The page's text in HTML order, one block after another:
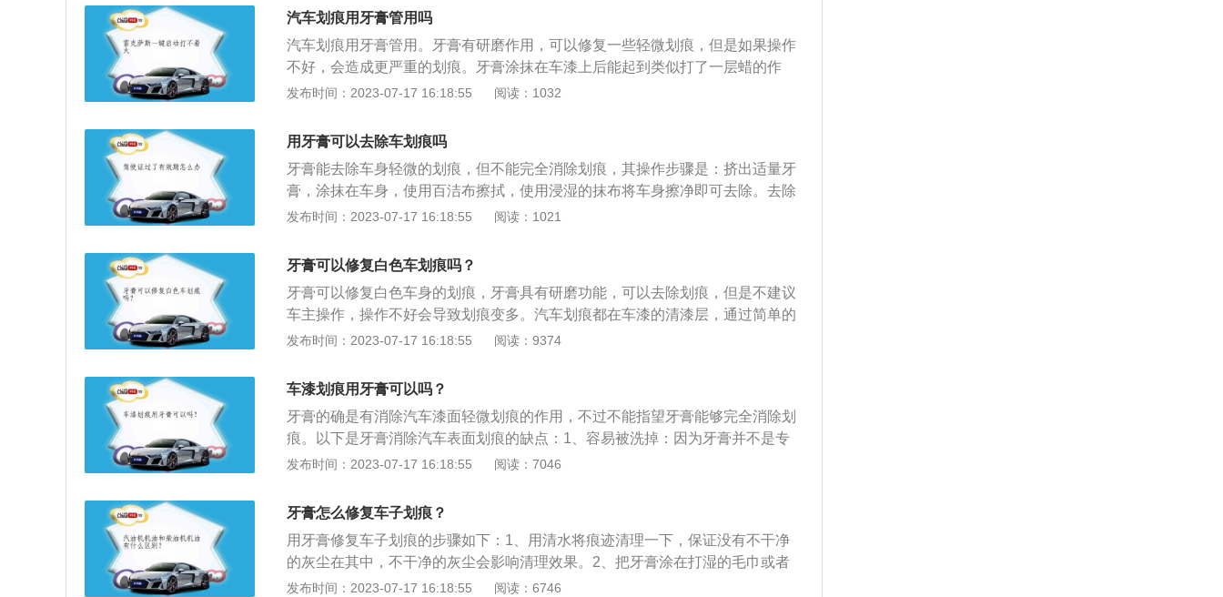
果，虽然白色底漆看不到了，划痕地方也恢复到了车漆的颜色，但是用牙膏处理
的划痕处的光泽度要差很多。而且，这种深度的划痕被牙膏处理后，大概只能保
持一周的时间，这其实就是牙膏中保湿剂，像什么甘油啊、聚乙二醇等等这些成
题，就是这种处理过的地方，一旦遇到下雨天，牙膏成分就会被雨水稀释冲走。
划痕的时候，牙膏的效果就没有那么明显了。那为什么牙膏可以处理轻微划痕，
而处理不了更深的划痕呢？主要就是因为牙膏中也含有研磨剂，跟我们买到的专
业的划痕蜡和补漆笔一样，都有研磨剂的效果，但是牙膏中的研磨剂并不是专业
的车漆研磨剂，所以，它的补漆效果是非常有限的。所以，大多数情况下的车漆
锈，临时保护车漆效果是没问题的，过后，还得需要专业的处理一下。以下是处
理汽车划痕的主要方法：1、深度划痕：如果发现车身划伤直接露出了车身金属
板，或者划伤的面积超过一个指甲盖，则伤口已经深及底漆以下，立即将车开往
4S店或带烤房设备的汽车美容店，如果不及时对受伤的车漆进行修补，带腐蚀性
的物质会慢慢氧化导至伤口表面生锈恶化，造成更大损失。2、中度划痕：如果
补，保护车漆不受更深的腐蚀与伤害。3、轻度划痕：如果车漆只有略略的凹
下，只伤害了车漆表面的透明层，可以使用细研磨蜡，即可将轻度划痕修复。
锈，特别是白色车漆汽车，效果最为明显。汽车上的一点划痕可以用牙膏处理如
下：1、先用清水清洗划痕；2、晾干后，取干净柔软的绒布，稍微浸湿；3、然
后在法兰绒或者抓挠部位涂上牙膏，用力擦拭抓挠部位。注意事项如下：1、擦
车用的绒布要保持清洁，不能沾有杂物或小颗粒。2、如果遇到很深的划痕，说
明划痕面积大，底漆损坏。建议去专业美容店修复。
汽车划痕用牙膏管用吗
汽车划痕用牙膏管用。牙膏有研磨作用，可以修复一些轻微划痕，但是如果操作
不好，会造成更严重的划痕。牙膏涂抹在车漆上后能起到类似打了一层蜡的作
用，且能起到防锈的作用，但是这种作用只是暂时的，遇到下雨天就会把它冲刷
车的车漆，但是补漆笔拥有速干的特性能对划痕起到一定的掩盖作用，不过和原
车漆还是会有一定的色差，长时间也会脱落。处理汽车划痕的主要方法：1、深
度划痕：如果发现车身划伤直接露出了车身金属板，或者划伤的面积超过一个指
甲盖，则伤口已经深及底漆以下，立即将车开往4S店或带烤房设备的汽车美容
店，如果不及时对受伤的车漆进行修补，带腐蚀性的物质会慢慢氧化导致伤口表
层，可以购一支同色号的补漆笔，随时对伤害进行修补，保护车漆不受更深的腐
蚀与伤害；3、轻度划痕：如果车漆只有略略的凹下，只伤害了车漆表面的透明
层，可以使用细研磨蜡，即可将轻度划痕修复。
发布时间：2023-07-17 16:18:55 阅读：1032
用牙膏可以去除车划痕吗
牙膏能去除车身轻微的划痕，但不能完全消除划痕，其操作步骤是：挤出适量牙
膏，涂抹在车身，使用百洁布擦拭，使用浸湿的抹布将车身擦净即可去除。去除
车划痕的其他方法有：1、使用橡皮擦拭车身印迹；2、使用相同颜色指甲油填补
磨。避免车产生划痕的方法是：1、停车靠边停，避开中间位置；2、确认车前车
后的导流板高度；3、露天停车远离窗下或阳台。
发布时间：2023-07-17 16:18:55 阅读：1021
牙膏可以修复白色车划痕吗？
牙膏可以修复白色车身的划痕，牙膏具有研磨功能，可以去除划痕，但是不建议
车主操作，操作不好会导致划痕变多。汽车划痕都在车漆的清漆层，通过简单的
抛光就可以去除。车漆分为四层，从内到外分别是电泳层、中涂层、色漆层、清
层，作用是防锈。形成电泳层后，机器人会喷涂中涂层，这层车漆也是防锈并且
可以提高与下一层漆面的结合能力。第三层车漆是色漆层，这层车漆就是平时可
以看到的各种车身颜色，作用是美观。第四层车漆是清漆层，这层车漆可以保护
色漆层，可以提升车漆光泽度。
发布时间：2023-07-17 16:18:55 阅读：9374
车漆划痕用牙膏可以吗？
牙膏的确是有消除汽车漆面轻微划痕的作用，不过不能指望牙膏能够完全消除划
痕。以下是牙膏消除汽车表面划痕的缺点：1、容易被洗掉：因为牙膏并不是专
门用来修复汽车划痕，所以不会永久贴合在汽车划痕上，只要下一场大雨，牙膏
车漆的车，如果是深色车漆用这种方法，可能会使得涂抹区域车漆泛白，起到适
得其反的效果，所以深色车漆汽车还是慎用。3、不能用有颗粒的牙膏：千万不
要使用有颗粒的牙膏，尤其是那种带有研磨颗粒的牙膏，那样在擦拭过程中会对
车漆造成损伤，变得更花。
发布时间：2023-07-17 16:18:55 阅读：7046
牙膏怎么修复车子划痕？
用牙膏修复车子划痕的步骤如下：1、用清水将痕迹清理一下，保证没有不干净
的灰尘在其中，不干净的灰尘会影响清理效果。2、把牙膏涂在打湿的毛巾或者
海绵上，然后对着划痕进行擦拭，轻微的划痕就会慢慢地褪去。修复车子划痕的
发布时间：2023-07-17 16:18:55 阅读：6746